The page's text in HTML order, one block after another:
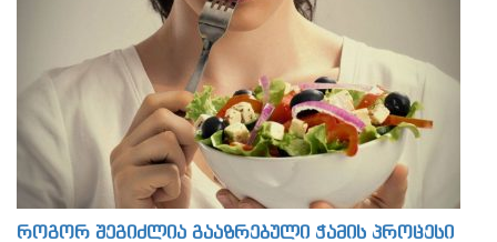
როგორ შეგიძლია გააზრებული ჭამის პროცესი